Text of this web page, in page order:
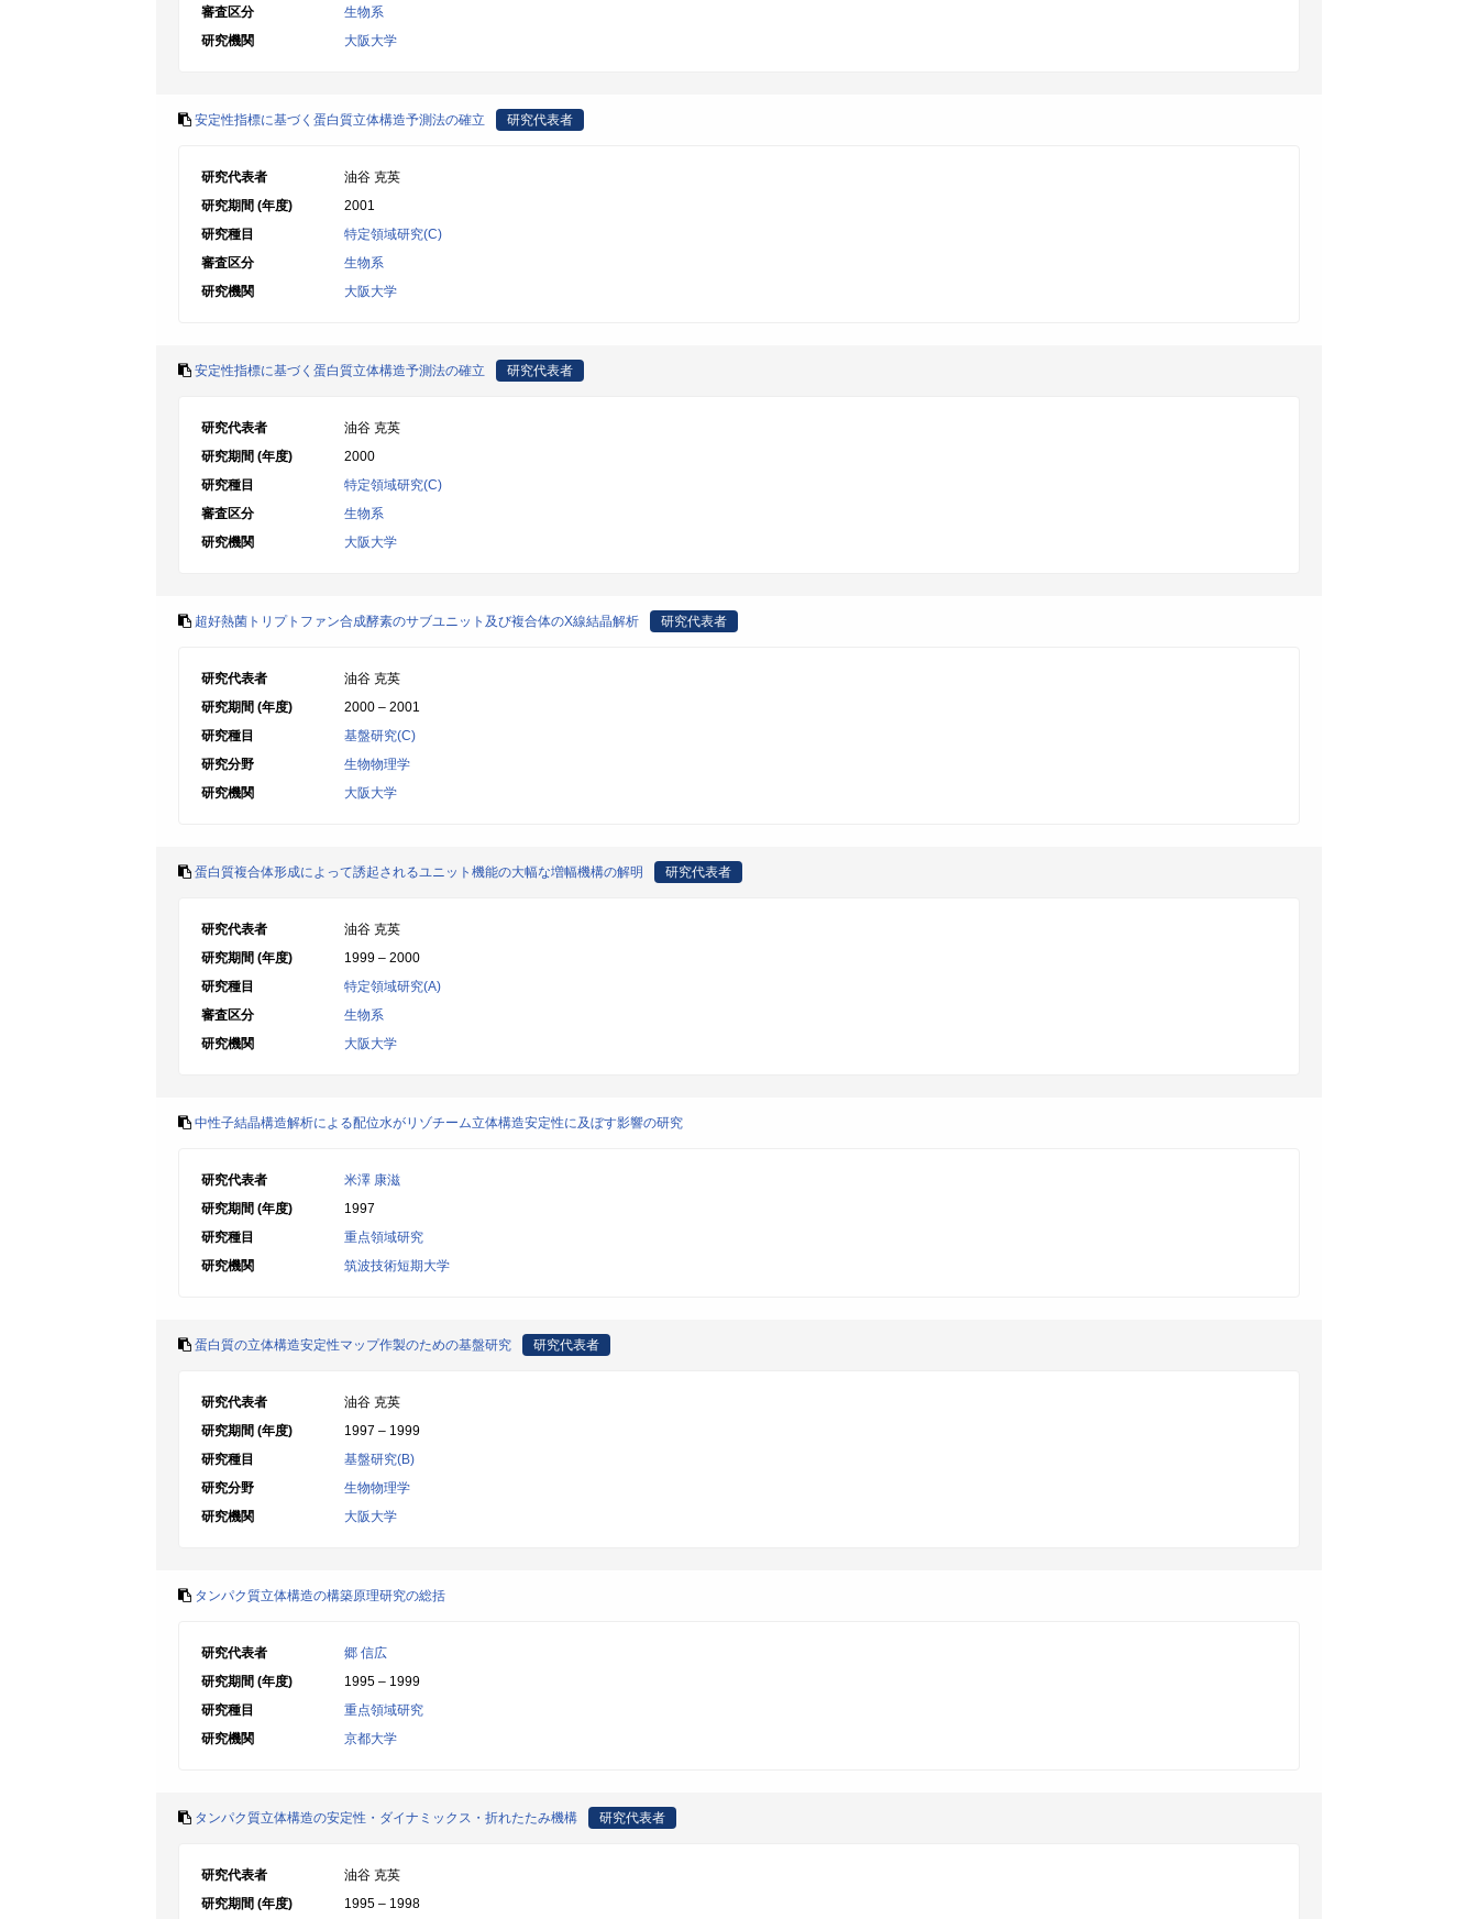
審査区分
生物系
研究機関
大阪大学
安定性指標に基づく蛋白質立体構造予測法の確立 研究代表者
研究代表者
油谷 克英
研究期間 (年度)
2001
研究種目
特定領域研究(C)
審査区分
生物系
研究機関
大阪大学
安定性指標に基づく蛋白質立体構造予測法の確立 研究代表者
研究代表者
油谷 克英
研究期間 (年度)
2000
研究種目
特定領域研究(C)
審査区分
生物系
研究機関
大阪大学
超好熱菌トリプトファン合成酵素のサブユニット及び複合体のX線結晶解析 研究代表者
研究代表者
油谷 克英
研究期間 (年度)
2000 – 2001
研究種目
基盤研究(C)
研究分野
生物物理学
研究機関
大阪大学
蛋白質複合体形成によって誘起されるユニット機能の大幅な増幅機構の解明 研究代表者
研究代表者
油谷 克英
研究期間 (年度)
1999 – 2000
研究種目
特定領域研究(A)
審査区分
生物系
研究機関
大阪大学
中性子結晶構造解析による配位水がリゾチーム立体構造安定性に及ぼす影響の研究
研究代表者
米澤 康滋
研究期間 (年度)
1997
研究種目
重点領域研究
研究機関
筑波技術短期大学
蛋白質の立体構造安定性マップ作製のための基盤研究 研究代表者
研究代表者
油谷 克英
研究期間 (年度)
1997 – 1999
研究種目
基盤研究(B)
研究分野
生物物理学
研究機関
大阪大学
タンパク質立体構造の構築原理研究の総括
研究代表者
郷 信広
研究期間 (年度)
1995 – 1999
研究種目
重点領域研究
研究機関
京都大学
タンパク質立体構造の安定性・ダイナミックス・折れたたみ機構 研究代表者
研究代表者
油谷 克英
研究期間 (年度)
1995 – 1998